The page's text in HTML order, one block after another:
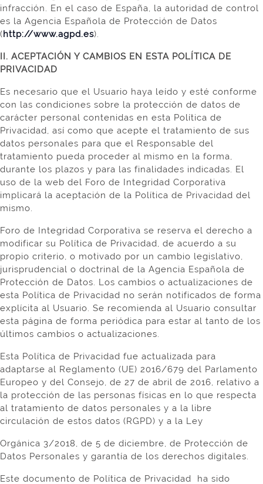
infracción. En el caso de España, la autoridad de control
es la Agencia Española de Protección de Datos
(http://www.agpd.es).
II. ACEPTACIÓN Y CAMBIOS EN ESTA POLÍTICA DE
PRIVACIDAD
Es necesario que el Usuario haya leído y esté conforme
con las condiciones sobre la protección de datos de
carácter personal contenidas en esta Política de
Privacidad, así como que acepte el tratamiento de sus
datos personales para que el Responsable del
tratamiento pueda proceder al mismo en la forma,
durante los plazos y para las finalidades indicadas. El
uso de la web del Foro de Integridad Corporativa
implicará la aceptación de la Política de Privacidad del
mismo.
Foro de Integridad Corporativa se reserva el derecho a
modificar su Política de Privacidad, de acuerdo a su
propio criterio, o motivado por un cambio legislativo,
jurisprudencial o doctrinal de la Agencia Española de
Protección de Datos. Los cambios o actualizaciones de
esta Política de Privacidad no serán notificados de forma
explícita al Usuario. Se recomienda al Usuario consultar
esta página de forma periódica para estar al tanto de los
últimos cambios o actualizaciones.
Esta Política de Privacidad fue actualizada para
adaptarse al Reglamento (UE) 2016/679 del Parlamento
Europeo y del Consejo, de 27 de abril de 2016, relativo a
la protección de las personas físicas en lo que respecta
al tratamiento de datos personales y a la libre
circulación de estos datos (RGPD) y a la Ley
Orgánica 3/2018, de 5 de diciembre, de Protección de
Datos Personales y garantía de los derechos digitales.
Este documento de Política de Privacidad ha sido